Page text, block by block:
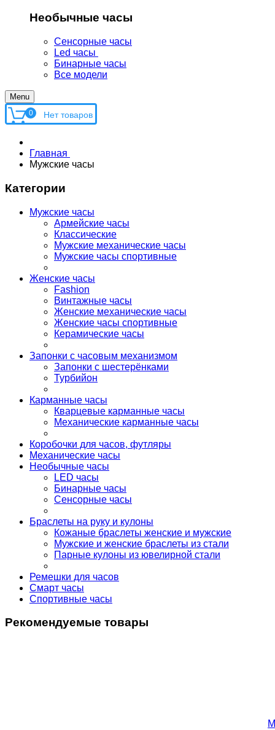
Необычные часы
Сенсорные часы
Led часы
Бинарные часы
Все модели
Menu
0
Главная
Мужские часы
Категории
Мужские часы
Армейские часы
Классические
Мужские механические часы
Мужские часы спортивные
Женские часы
Fashion
Винтажные часы
Женские механические часы
Женские часы спортивные
Керамические часы
Запонки с часовым механизмом
Запонки с шестерёнками
Турбийон
Карманные часы
Кварцевые карманные часы
Механические карманные часы
Коробочки для часов, футляры
Механические часы
Необычные часы
LED часы
Бинарные часы
Сенсорные часы
Браслеты на руку и кулоны
Кожаные браслеты женские и мужские
Мужские и женские браслеты из стали
Парные кулоны из ювелирной стали
Ремешки для часов
Смарт часы
Спортивные часы
Рекомендуемые товары